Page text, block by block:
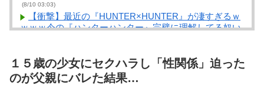
(8/10 03:03)
【衝撃】最近の『HUNTER×HUNTER』が凄すぎるｗ
ｗｗｗ今の『ハンターハンター』完璧に理解してる奴い
【画像】たぬき系女優はやっぱええな / NEWまとめサ
イトアンテナ！
NEW! (8/10 02:40)
夏の京都 / NEWまとめサイトアンテナ！
１５歳の少女にセクハラし「性関係」迫った
のが父親にバレた結果…